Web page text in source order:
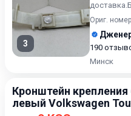
3
Ориг.
190
Минск
Кронштейн
левый Volkswagen